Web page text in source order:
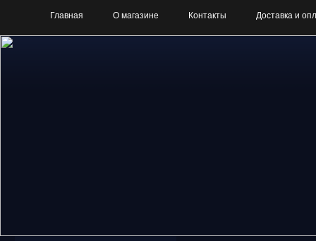
Главная О магазине Контакты Доставка и